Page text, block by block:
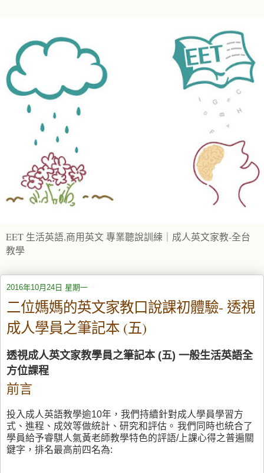
EET 生活英語,商用英文 專業聽說訓練｜成人英文家教-全台
教學
2016年10月24日 星期一
二位媽媽的英文家教口說課初體驗- 透視
成人學員之筆記本 (五)
透視成人英文家教學員之筆記本 (五) 一般生活英語全
方位課程
前言
投入成人英語教學逾10年，我們持續針對成人學員學習方
式、進程、成效等做統計、研究和評估 。 我們同時也統合了
學員給予睿騏人氣黃老師教學特色的評語/上課心得之普遍關
鍵字，排名最高前四名為: